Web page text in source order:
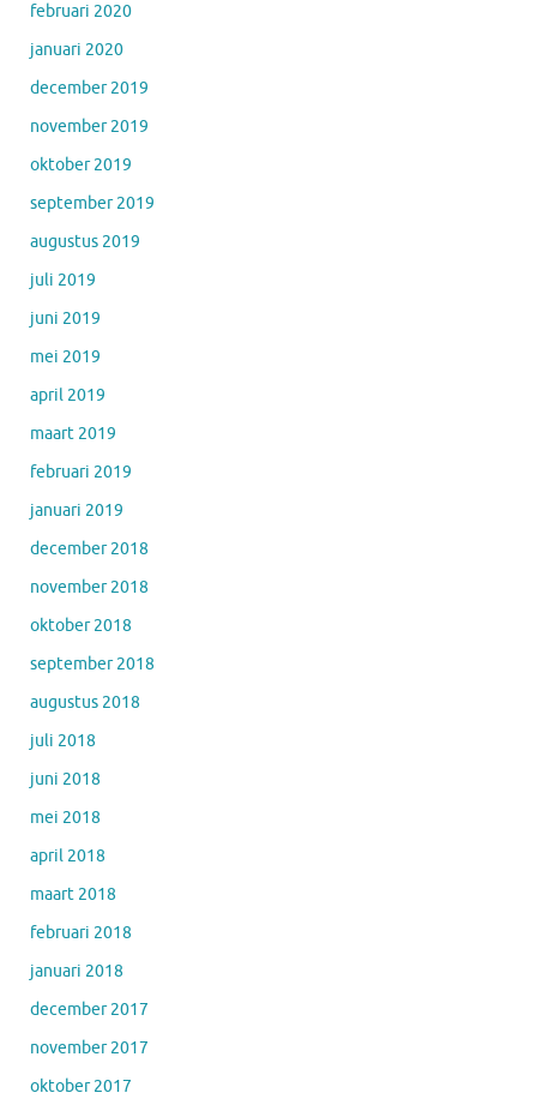
februari 2020
januari 2020
december 2019
november 2019
oktober 2019
september 2019
augustus 2019
juli 2019
juni 2019
mei 2019
april 2019
maart 2019
februari 2019
januari 2019
december 2018
november 2018
oktober 2018
september 2018
augustus 2018
juli 2018
juni 2018
mei 2018
april 2018
maart 2018
februari 2018
januari 2018
december 2017
november 2017
oktober 2017